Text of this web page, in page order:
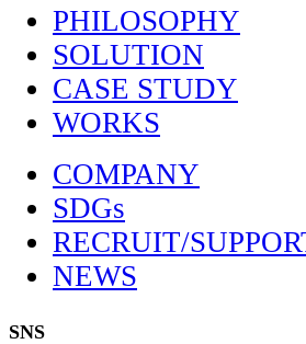
り
送
り
PHILOSOPHY
SOLUTION
CASE STUDY
WORKS
COMPANY
SDGs
RECRUIT/
NEWS
SNS